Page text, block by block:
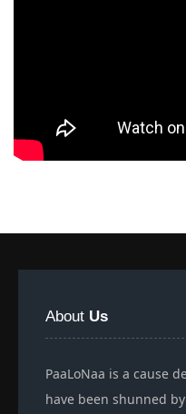
About Us
PaaLoNaa is a cause
have been shunned